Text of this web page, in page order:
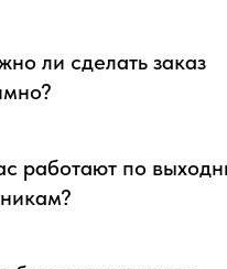
ли сделать заказ
работают по